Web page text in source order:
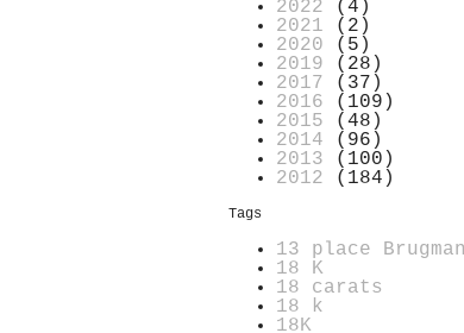
2022 (4)
2021 (2)
2020 (5)
2019 (28)
2017 (37)
2016 (109)
2015 (48)
2014 (96)
2013 (100)
2012 (184)
Tags
13 place
18 K
18 carats
18 k
18K